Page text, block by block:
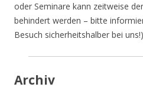
oder Seminare kann zeitweise
behindert werden – bitte
Besuch sicherheitshalber bei uns!)
Archiv